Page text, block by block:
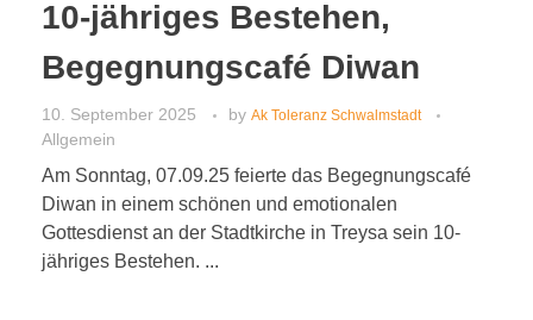
10-jähriges Bestehen,
Begegnungscafé Diwan
10. September 2025 by Ak Toleranz Schwalmstadt
Allgemein
Am Sonntag, 07.09.25 feierte das Begegnungscafé
Diwan in einem schönen und emotionalen
Gottesdienst an der Stadtkirche in Treysa sein 10-
jähriges Bestehen. ...